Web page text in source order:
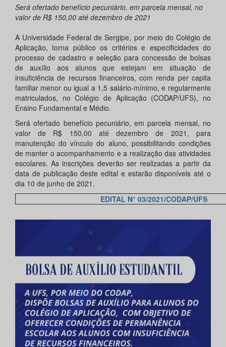
Será ofertado benefício pecuniário, em parcela mensal, no
valor de R$ 150,00 até dezembro de 2021
A Universidade Federal de Sergipe, por meio do Colégio de
Aplicação, torna público os critérios e especificidades do
processo de cadastro e seleção para concessão de bolsas
de auxílio aos alunos que estejam em situação de
insuficiência de recursos financeiros, com renda per capita
familiar menor ou igual a 1,5 salário-mínimo, e regularmente
matriculados, no Colégio de Aplicação (CODAP/UFS), no
Ensino Fundamental e Médio.
Será ofertado benefício pecuniário, em parcela mensal, no
valor de R$ 150,00 até dezembro de 2021, para
manutenção do vínculo do aluno, possibilitando condições
de manter o acompanhamento e a realização das atividades
escolares. As inscrições deverão ser realizadas a partir da
data de publicação deste edital e estarão disponíveis até o
dia 10 de junho de 2021.
EDITAL N° 03/2021/CODAP/UFS